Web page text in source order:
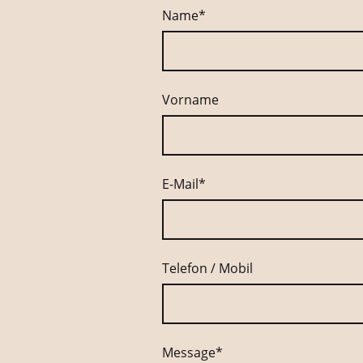
Name*
Vorname
E-Mail*
Telefon / Mobil
Message*